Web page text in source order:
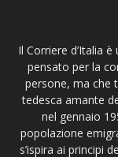
Il Corriere d’Italia
pensato per la
persone, ma che
tedesca amante
nel gennaio
popolazione
s’ispira ai principi